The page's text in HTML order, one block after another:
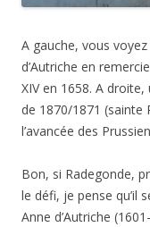
A gauche, vous
d’Autriche en
XIV en 1658. A
de 1870/1871 (sainte
l’avancée des
Bon, si Radegonde,
le défi, je pense qu’il
Anne d’Autriche